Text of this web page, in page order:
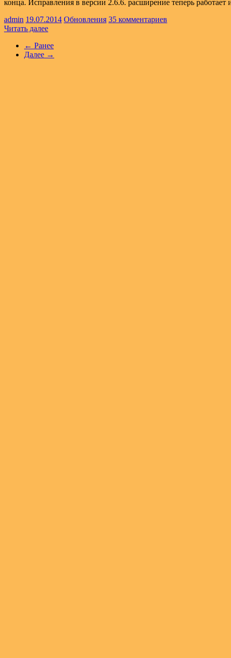
конца. Исправления в версии 2.6.6. расширение теперь
admin 19.07.2014 Обновления 35 комментариев
Читать далее
← Ранее
Далее →